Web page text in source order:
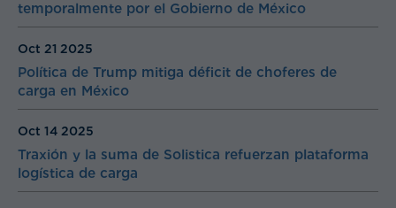
temporalmente por el Gobierno de México
Política de Trump mitiga déficit de choferes de
carga en México
Oct 21 2025
Traxión y la suma de Solistica refuerzan plataforma
logística de carga
Oct 14 2025